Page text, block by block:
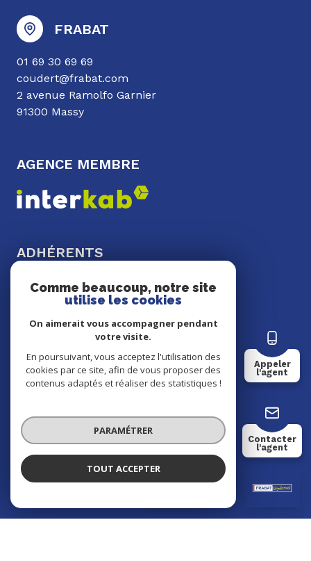
Hajiba SARHANE
Appeler
l'agent
Contacter
l'agent
FRABAT
01 69 30 69 69
coudert@frabat.com
2 avenue Ramolfo Garnier
91300 Massy
AGENCE MEMBRE
ADHÉRENTS
Nos honoraires
Nos partenaires
Mentions légales
Admin
Comme beaucoup, notre site
utilise les cookies
On aimerait vous accompagner pendant
votre visite.
En poursuivant, vous acceptez l'utilisation des
cookies par ce site, afin de vous proposer des
contenus adaptés et réaliser des statistiques !
PARAMÉTRER
TOUT ACCEPTER